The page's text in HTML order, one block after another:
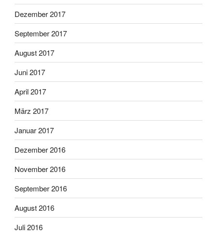
Dezember 2017
September 2017
August 2017
Juni 2017
April 2017
März 2017
Januar 2017
Dezember 2016
November 2016
September 2016
August 2016
Juli 2016